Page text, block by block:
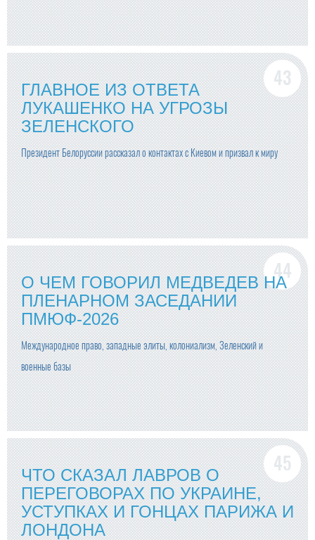
ГЛАВНОЕ ИЗ ОТВЕТА
ЛУКАШЕНКО НА УГРОЗЫ
ЗЕЛЕНСКОГО
Президент Белоруссии рассказал о контактах с Киевом и призвал к миру
О ЧЕМ ГОВОРИЛ МЕДВЕДЕВ НА
ПЛЕНАРНОМ ЗАСЕДАНИИ
ПМЮФ-2026
Международное право, западные элиты, колониализм, Зеленский и
военные базы
ЧТО СКАЗАЛ ЛАВРОВ О
ПЕРЕГОВОРАХ ПО УКРАИНЕ,
УСТУПКАХ И ГОНЦАХ ПАРИЖА И
ЛОНДОНА